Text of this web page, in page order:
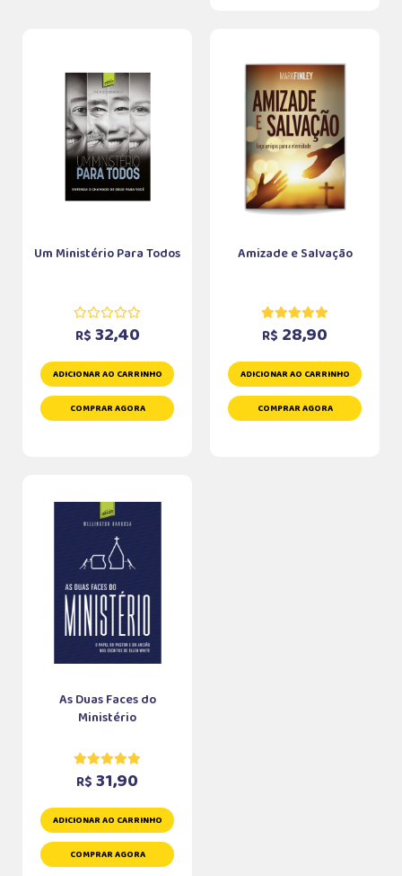
Um Ministério Para Todos
R$ 32,40
ADICIONAR AO CARRINHO
COMPRAR AGORA
Amizade e Salvação
R$ 28,90
ADICIONAR AO CARRINHO
COMPRAR AGORA
As Duas Faces do
Ministério
R$ 31,90
ADICIONAR AO CARRINHO
COMPRAR AGORA